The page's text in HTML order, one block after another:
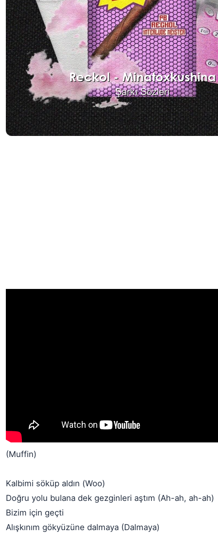
(Muffin)
Kalbimi söküp aldın (Woo)
Doğru yolu bulana dek gezginleri aştım (Ah-ah, ah-ah)
Bizim için geçti
Alışkınım gökyüzüne dalmaya (Dalmaya)